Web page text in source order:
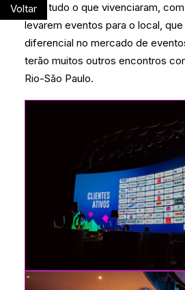
com tudo o que vivenciaram,
levarem eventos para o local,
diferencial no mercado de
terão muitos outros encontros
Rio-São Paulo.
Voltar